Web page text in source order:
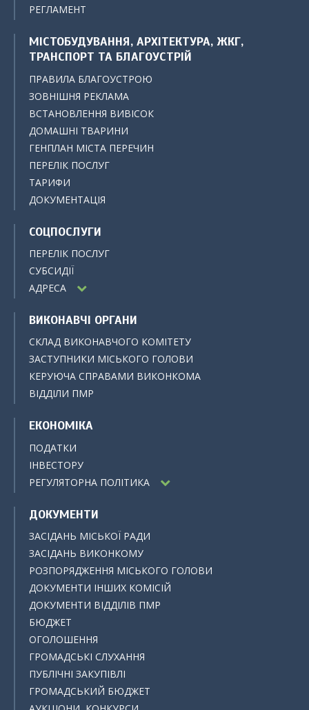
РЕГЛАМЕНТ
МІСТОБУДУВАННЯ, АРХІТЕКТУРА, ЖКГ,
ТРАНСПОРТ ТА БЛАГОУСТРІЙ
ПРАВИЛА БЛАГОУСТРОЮ
ЗОВНІШНЯ РЕКЛАМА
ВСТАНОВЛЕННЯ ВИВІСОК
ДОМАШНІ ТВАРИНИ
ГЕНПЛАН МІСТА ПЕРЕЧИН
ПЕРЕЛІК ПОСЛУГ
ТАРИФИ
ДОКУМЕНТАЦІЯ
СОЦПОСЛУГИ
ПЕРЕЛІК ПОСЛУГ
СУБСИДІЇ
АДРЕСА
ВИКОНАВЧІ ОРГАНИ
СКЛАД ВИКОНАВЧОГО КОМІТЕТУ
ЗАСТУПНИКИ МІСЬКОГО ГОЛОВИ
КЕРУЮЧА СПРАВАМИ ВИКОНКОМА
ВІДДІЛИ ПМР
ЕКОНОМІКА
ПОДАТКИ
ІНВЕСТОРУ
РЕГУЛЯТОРНА ПОЛІТИКА
ДОКУМЕНТИ
ЗАСІДАНЬ МІСЬКОЇ РАДИ
ЗАСІДАНЬ ВИКОНКОМУ
РОЗПОРЯДЖЕННЯ МІСЬКОГО ГОЛОВИ
ДОКУМЕНТИ ІНШИХ КОМІСІЙ
ДОКУМЕНТИ ВІДДІЛІВ ПМР
БЮДЖЕТ
ОГОЛОШЕННЯ
ГРОМАДСЬКІ СЛУХАННЯ
ПУБЛІЧНІ ЗАКУПІВЛІ
ГРОМАДСЬКИЙ БЮДЖЕТ